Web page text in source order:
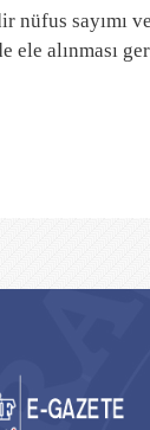
nüfus sayımı
ele alınması